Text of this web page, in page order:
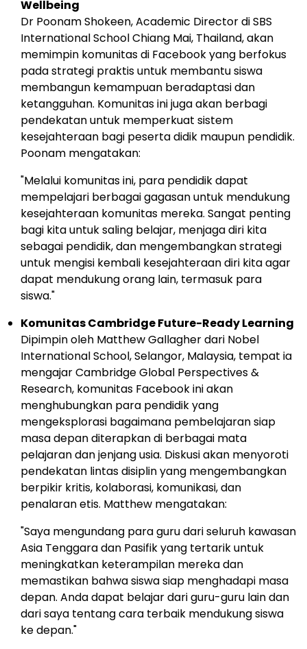
Wellbeing
Dr Poonam Shokeen, Academic Director di SBS
International SchoolChiang Mai, Thailand, akan
memimpin komunitas di Facebook yang berfokus
pada strategi praktis untuk membantu siswa
membangun kemampuan beradaptasi dan
ketangguhan. Komunitas ini juga akan berbagi
pendekatan untuk memperkuat sistem
kesejahteraan bagi peserta didik maupun pendidik.
Poonam mengatakan:
"Melalui komunitas ini, para pendidik dapat
mempelajari berbagai gagasan untuk mendukung
kesejahteraan komunitas mereka. Sangat penting
bagi kita untuk saling belajar, menjaga diri kita
sebagai pendidik, dan mengembangkan strategi
untuk mengisi kembali kesejahteraan diri kita agar
dapat mendukung orang lain, termasuk para
siswa."
Komunitas Cambridge Future-Ready Learning
Dipimpin oleh Matthew Gallagherdari Nobel
International School,Selangor, Malaysia, tempat ia
mengajar Cambridge Global Perspectives &
Research, komunitas Facebook ini akan
menghubungkan para pendidik yang
mengeksplorasi bagaimana pembelajaran siap
masa depan diterapkan di berbagai mata
pelajaran dan jenjang usia. Diskusi akan menyoroti
pendekatan lintas disiplin yang mengembangkan
berpikir kritis, kolaborasi, komunikasi, dan
penalaran etis. Matthew mengatakan:
"Saya mengundang para guru dari seluruh kawasan
Asia Tenggaradan Pasifik yang tertarik untuk
meningkatkan keterampilan mereka dan
memastikan bahwa siswa siap menghadapi masa
depan. Anda dapat belajar dari guru-guru lain dan
dari saya tentang cara terbaik mendukung siswa
ke depan."